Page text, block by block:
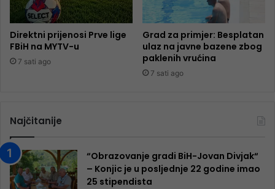
Direktni prijenosi Prve lige
FBiH na MYTV-u
7 sati ago
Grad za primjer: Besplatan
ulaz na javne bazene zbog
paklenih vrućina
7 sati ago
Najčitanije
“Obrazovanje gradi BiH-Jovan Divjak“
– Konjic je u posljednje 22 godine imao
25 ​​stipendista